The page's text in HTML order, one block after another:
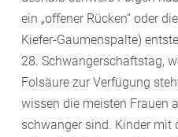
ein „offener Rücken“ oder
Kiefer-Gaumenspalte)
28. Schwangerschaftstag,
Folsäure zur Verfügung
wissen die meisten Frauen
schwanger sind. Kinder mit